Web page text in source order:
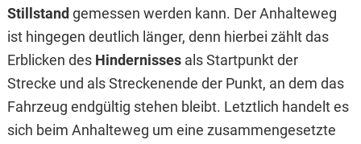
Stillstand gemessen werden kann. Der Anhalteweg
ist hingegen deutlich länger, denn hierbei zählt das
Erblicken des Hindernissesals Startpunkt der
Strecke und als Streckenende der Punkt, an dem das
Fahrzeug endgültig stehen bleibt. Letztlich handelt es
sich beim Anhalteweg um eine zusammengesetzte